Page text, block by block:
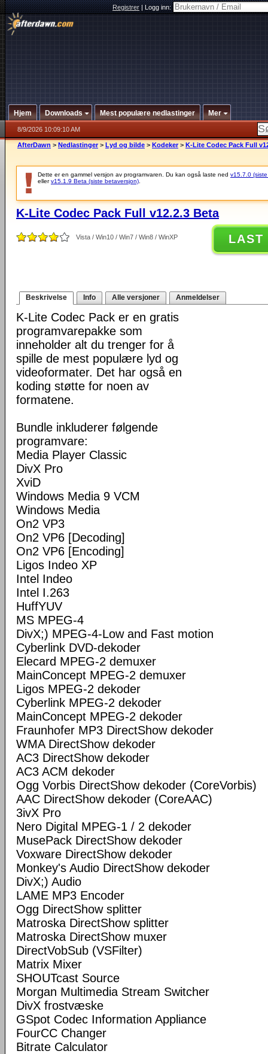
Registrer|Logg inn:
Hjem Downloads Mest populære nedlastinger Mer
8/9/2026 10:09:10 AM
AfterDawn > Nedlastinger > Lyd og bilde > Kodeker > K-Lite Codec Pack Full
Dette er en gammel versjon av programvaren. Du kan også laste ned v15.7.0
ellerv15.1.9 Beta (siste betaversjon)
K-Lite Codec Pack Full v12.2.3 Beta
Vista / Win10 / Win7 / Win8 / WinXP LAST
Beskrivelse Info Alle versjoner Anmeldelser
K-Lite Codec Pack er en gratis
programvarepakke som
inneholder alt du trenger for å
spille de mest populære lyd og
videoformater. Det har også en
koding støtte for noen av
formatene.
Bundle inkluderer følgende
programvare:
Media Player Classic
DivX Pro
XviD
Windows Media 9 VCM
Windows Media
On2 VP3
On2 VP6 [Decoding]
On2 VP6 [Encoding]
Ligos Indeo XP
Intel Indeo
Intel I.263
HuffYUV
MS MPEG-4
DivX;) MPEG-4-Low and Fast motion
Cyberlink DVD-dekoder
Elecard MPEG-2 demuxer
MainConcept MPEG-2 demuxer
Ligos MPEG-2 dekoder
Cyberlink MPEG-2 dekoder
MainConcept MPEG-2 dekoder
Fraunhofer MP3 DirectShow dekoder
WMA DirectShow dekoder
AC3 DirectShow dekoder
AC3 ACM dekoder
Ogg Vorbis DirectShow dekoder (CoreVorbis)
AAC DirectShow dekoder (CoreAAC)
3ivX Pro
Nero Digital MPEG-1 / 2 dekoder
MusePack DirectShow dekoder
Voxware DirectShow dekoder
Monkey's Audio DirectShow dekoder
DivX;) Audio
LAME MP3 Encoder
Ogg DirectShow splitter
Matroska DirectShow splitter
Matroska DirectShow muxer
DirectVobSub (VSFilter)
Matrix Mixer
SHOUTcast Source
Morgan Multimedia Stream Switcher
DivX frostvæske
GSpot Codec Information Appliance
FourCC Changer
Bitrate Calculator